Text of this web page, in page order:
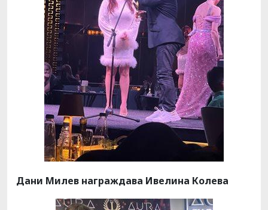
Дани Милев награждава Ивелина Колева